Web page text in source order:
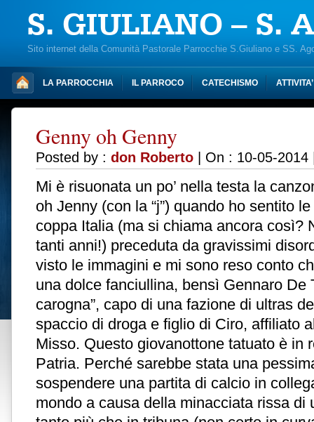
S. GIULIANO – S.
Sito internet della Comunità Pastorale Parrocchie S.Giuliano e SS.
LA PARROCCHIA IL PARROCO CATECHISMO
Genny oh Genny
Posted by : don Roberto | On : 10-05-
Mi è risuonata un po’ nella testa la
oh Jenny (con la “j”) quando ho sentito
coppa Italia (ma si chiama ancora così?
tanti anni!) preceduta da gravissimi
visto le immagini e mi sono reso conto
una dolce fanciullina, bensì Gennaro De
carogna”, capo di una fazione di ultras
spaccio di droga e figlio di Ciro, affiliato
Misso. Questo giovanottone tatuato è in
Patria. Perché sarebbe stata una
sospendere una partita di calcio in
mondo a causa della minacciata rissa di